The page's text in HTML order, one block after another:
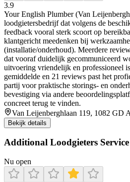
3.9
Your English Plumber (Van
loodgietersbedrijf dat volgens de
feedback vooral sterk scoort op
klantgericht meedenken bij
(installatie/onderhoud). Meerdere
dat vooraf duidelijk gecommuniceerd
uitvoering vriendelijk en professioneel
gemiddelde en 21 reviews past het
partij voor praktische storings- en
bevestiging via andere
concreet terug te vinden.
Van Leijenberghlaan 119, 1082 GD
Bekijk details
Additional Loodgieters Service
Nu open